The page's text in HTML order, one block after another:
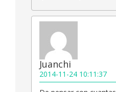
Juanchi
2014-11-24 10:11:37